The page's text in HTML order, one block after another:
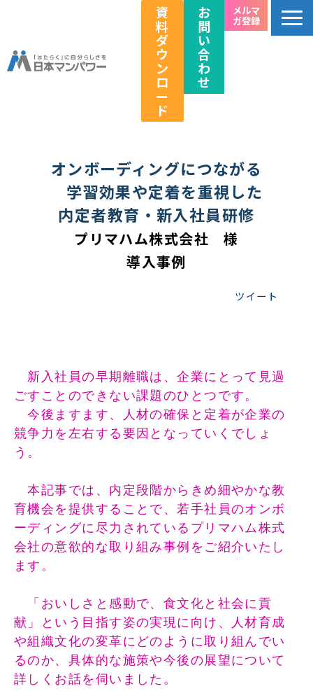
資
料
ダ
ウ
ン
ロ
ー
ド
お
問
い
合
わ
せ
メルマ
ガ登録
法人のお客様向け
教育関係者向け
HRフェス／イベント情報
キャリアのこれから研究所
企業情報
オンボーディングにつながる
学習効果や定着を重視した
内定者教育・新入社員研修
プリマハム株式会社　様
導入事例
ツイート
新入社員の早期離職は、企業にとって見過
ごすことのできない課題のひとつです。
今後ますます、人材の確保と定着が企業の
競争力を左右する要因となっていくでしょ
う。
本記事では、内定段階からきめ細やかな教
育機会を提供することで、若手社員のオンボ
ーディングに尽力されているプリマハム株式
会社の意欲的な取り組み事例をご紹介いたし
ます。
「おいしさと感動で、食文化と社会に貢
献」という目指す姿の実現に向け、人材育成
や組織文化の変革にどのように取り組んでい
るのか、具体的な施策や今後の展望について
詳しくお話を伺いました。